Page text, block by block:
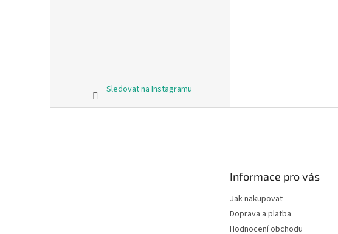
Sledovat na Instagramu
Informace pro vás
Jak nakupovat
Doprava a platba
Hodnocení obchodu